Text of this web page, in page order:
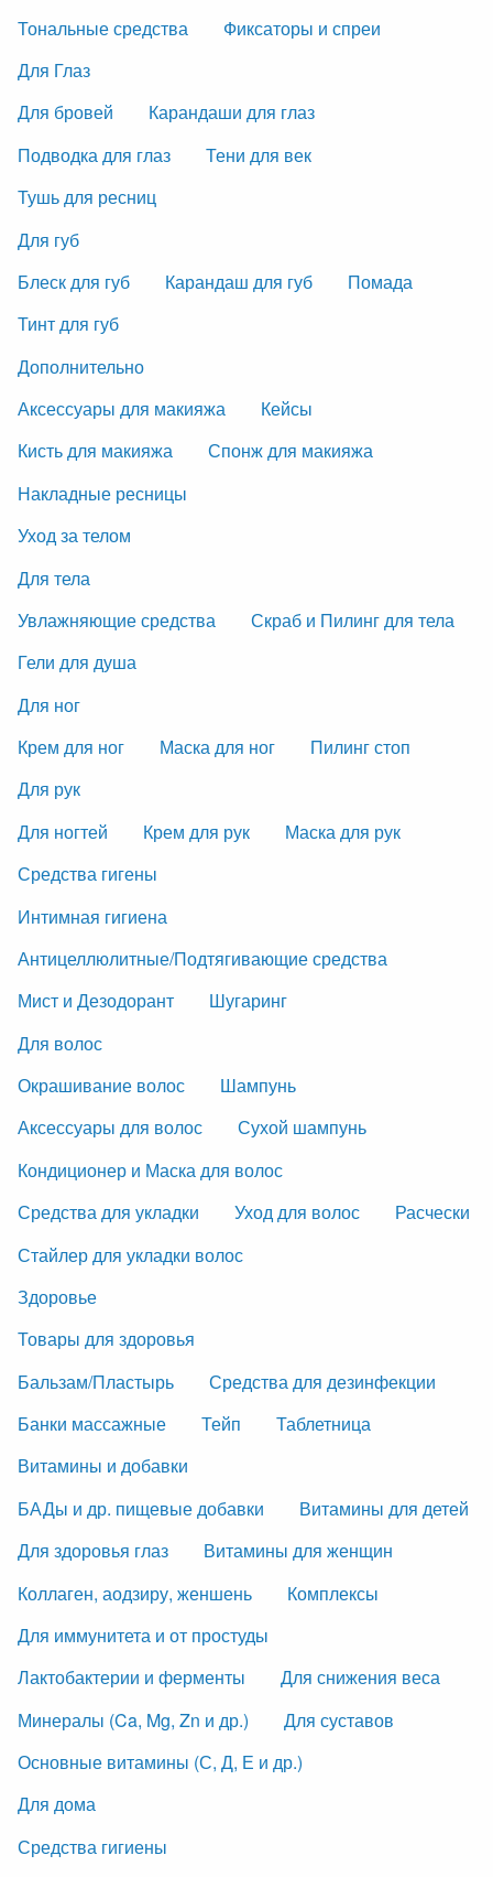
Тональные средства
Фиксаторы и спреи
Для Глаз
Для бровей
Карандаши для глаз
Подводка для глаз
Тени для век
Тушь для ресниц
Для губ
Блеск для губ
Карандаш для губ
Помада
Тинт для губ
Дополнительно
Аксессуары для макияжа
Кейсы
Кисть для макияжа
Спонж для макияжа
Накладные ресницы
Уход за телом
Для тела
Увлажняющие средства
Скраб и Пилинг для тела
Гели для душа
Для ног
Крем для ног
Маска для ног
Пилинг стоп
Для рук
Для ногтей
Крем для рук
Маска для рук
Средства гигены
Интимная гигиена
Антицеллюлитные/Подтягивающие средства
Мист и Дезодорант
Шугаринг
Для волос
Окрашивание волос
Шампунь
Аксессуары для волос
Сухой шампунь
Кондиционер и Маска для волос
Средства для укладки
Уход для волос
Расчески
Стайлер для укладки волос
Здоровье
Товары для здоровья
Бальзам/Пластырь
Средства для дезинфекции
Банки массажные
Тейп
Таблетница
Витамины и добавки
БАДы и др. пищевые добавки
Витамины для детей
Для здоровья глаз
Витамины для женщин
Коллаген, аодзиру, женшень
Комплексы
Для иммунитета и от простуды
Лактобактерии и ферменты
Для снижения веса
Минералы (Ca, Mg, Zn и др.)
Для суставов
Основные витамины (С, Д, Е и др.)
Для дома
Средства гигиены